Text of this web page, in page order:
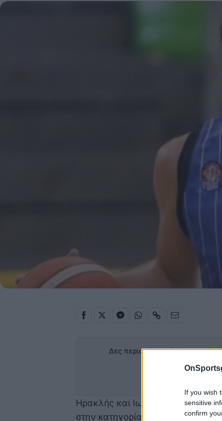
If you wish
sensitive
confirm
Δες περισσότερα άρθρα του
Ηρακλής και Ιωνικός
στην κατηγορία της Α1.